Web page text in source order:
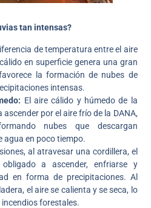
tan intensas?
de temperatura entre el aire
en superficie genera una gran
la formación de nubes de
intensas.
El aire cálido y húmedo de la
por el aire frío de la DANA,
nubes que descargan
agua en poco tiempo.
al atravesar una cordillera, el
a ascender, enfriarse y
en forma de precipitaciones. Al
el aire se calienta y se seca, lo
forestales.